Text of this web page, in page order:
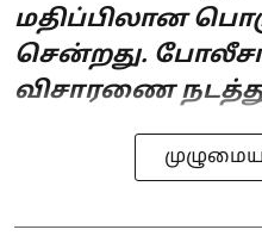
மதிப்பிலான
சென்றது.
விசாரணை